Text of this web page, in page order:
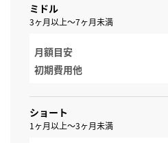
ミドル
3ヶ月以上～7ヶ月未満
月額目安
初期費用他
ショート
1ヶ月以上～3ヶ月未満